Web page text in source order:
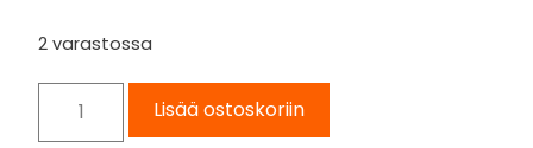
2 varastossa
Lisää ostoskoriin